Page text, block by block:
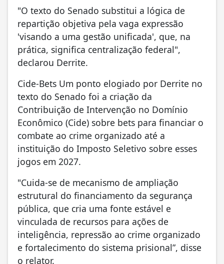
"O texto do Senado substitui a lógica de
repartição objetiva pela vaga expressão
'visando a uma gestão unificada', que, na
prática, significa centralização federal",
declarou Derrite.
Cide-Bets Um ponto elogiado por Derrite no
texto do Senado foi a criação da
Contribuição de Intervenção no Domínio
Econômico (Cide) sobre bets para financiar o
combate ao crime organizado até a
instituição do Imposto Seletivo sobre esses
jogos em 2027.
"Cuida-se de mecanismo de ampliação
estrutural do financiamento da segurança
pública, que cria uma fonte estável e
vinculada de recursos para ações de
inteligência, repressão ao crime organizado
e fortalecimento do sistema prisional”, disse
o relator.